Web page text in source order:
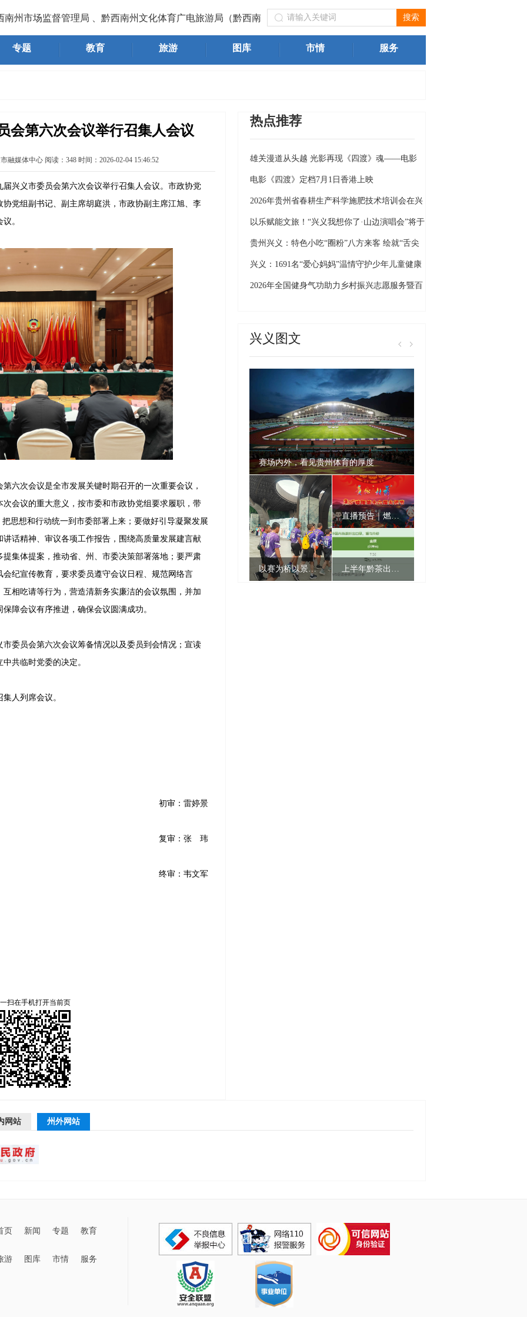
市场监督管理局 、黔西南州文化体育广电旅游局（黔西南州文物局）关于进一步规范我州旅游市场价格行为的提醒告诫函
专题 教育 旅游 图库 市情 服务
会第六次会议举行召集人会议
融媒体中心 阅读： 348 时间： 2026-02-04 15:46:52
义市委员会第六次会议举行召集人会议。市政协党
党组副书记、副主席胡庭洪，市政协副主席江旭、李
。
次会议是全市发展关键时期召开的一次重要会议，
会议的重大意义，按市委和市政协党组要求履职，带
思想和行动统一到市委部署上来；要做好引导凝聚发展
话精神、审议各项工作报告，围绕高质量发展建言献
集体提案，推动省、州、市委决策部署落地；要严肃
纪宣传教育，要求委员遵守会议日程、规范网络言
相吃请等行为，营造清新务实廉洁的会议氛围，并加
障会议有序推进，确保会议圆满成功。
员会第六次会议筹备情况以及委员到会情况；宣读
共临时党委的决定。
人列席会议。
初审：雷婷景
复审：张 玮
终审：韦文军
扫在手机打开当前页
热点推荐
雄关漫道从头越 光影再现《四渡》魂——电影
《四渡》定档6月26日
电影《四渡》定档7月1日香港上映
2026年贵州省春耕生产科学施肥技术培训会在兴
义举行
以乐赋能文旅！“兴义我想你了·山边演唱会”将于
7月18日燃情开唱
贵州兴义：特色小吃“圈粉”八方来客 绘就“舌尖
上的旅居”新画卷
兴义：1691名“爱心妈妈”温情守护少年儿童健康
成长
2026年全国健身气功助力乡村振兴志愿服务暨百
兴义图文
赛场内外，看见贵州体育的厚度
以赛为桥以景连心 两岸青年共赏兴义好风光
直播预告｜燃爆仲夏！贵州“村舞”暨2026晴隆火把节狂欢上线！
上半年黔茶出口量额双增 均价跃居全国第二
网站 州外网站
页 新闻 专题 教育
游 图库 市情 服务